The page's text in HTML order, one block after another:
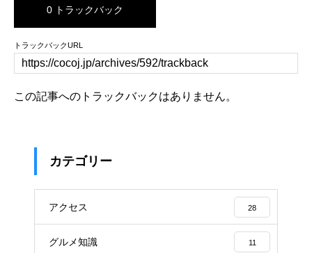
0 トラックバック
トラックバックURL
この記事へのトラックバックはありません。
カテゴリー
アクセス 28
グルメ知識 11